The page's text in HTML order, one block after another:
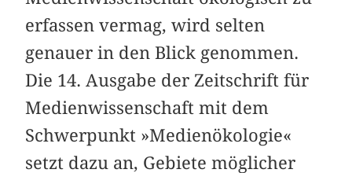
erfassen vermag, wird selten
genauer in den Blick genommen.
Die 14. Ausgabe der Zeitschrift für
Medienwissenschaft mit dem
Schwerpunkt »Medienökologie«
setzt dazu an, Gebiete möglicher